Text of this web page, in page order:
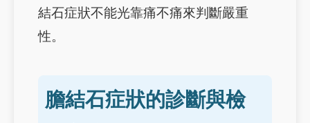
結石症狀不能光靠痛不痛來判斷嚴重
性。
膽結石症狀的診斷與檢